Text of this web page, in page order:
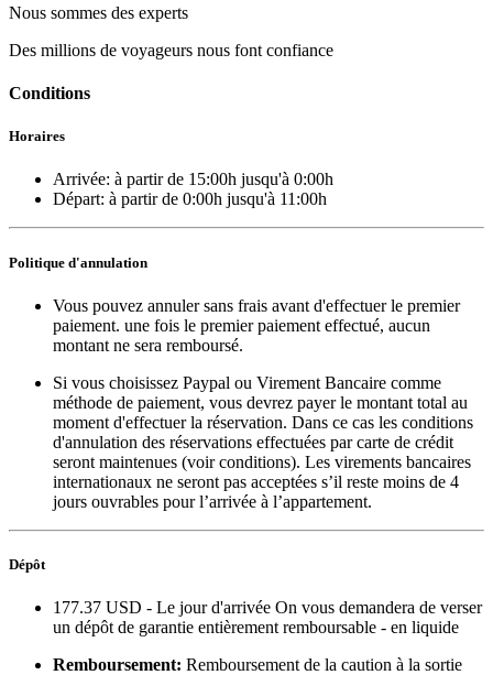
Nous sommes des experts
Des millions de voyageurs nous font confiance
Conditions
Horaires
Arrivée: à partir de 15:00h jusqu'à 0:00h
Départ: à partir de 0:00h jusqu'à 11:00h
Politique d'annulation
Vous pouvez annuler sans frais avant d'effectuer le premier
paiement. une fois le premier paiement effectué, aucun
montant ne sera remboursé.
Si vous choisissez Paypal ou Virement Bancaire comme
méthode de paiement, vous devrez payer le montant total au
moment d'effectuer la réservation. Dans ce cas les conditions
d'annulation des réservations effectuées par carte de crédit
seront maintenues (voir conditions). Les virements bancaires
internationaux ne seront pas acceptées s’il reste moins de 4
jours ouvrables pour l’arrivée à l’appartement.
Dépôt
177.37 USD - Le jour d'arrivée On vous demandera de verser
un dépôt de garantie entièrement remboursable - en liquide
Remboursement: Remboursement de la caution à la sortie